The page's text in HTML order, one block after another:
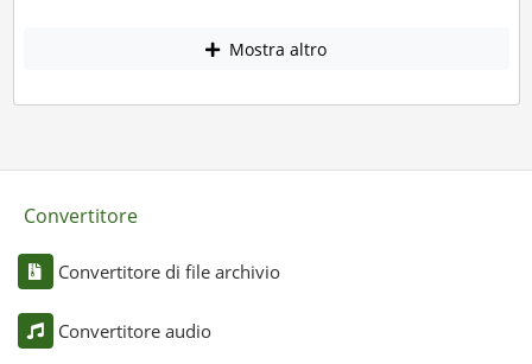
Mostra altro
Convertitore
Convertitore di file archivio
Convertitore audio